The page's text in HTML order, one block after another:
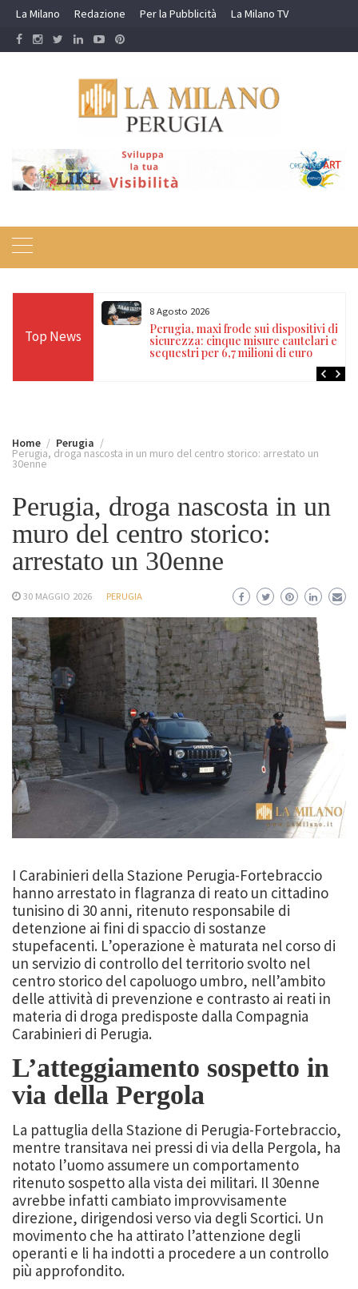
Skip
content
La Milano Redazione Per la Pubblicità La Milano TV
Top News
falso
arrestati due
8 Agosto 2026
Perugia, maxi frode sui dispositivi di
sicurezza: cinque misure cautelari e
sequestri per 6,7 milioni di euro
Home Perugia
Perugia, droga nascosta in un muro del centro storico: arrestato un
30enne
Perugia, droga nascosta in un
muro del centro storico:
arrestato un 30enne
30 MAGGIO 2026 PERUGIA
I Carabinieri della Stazione Perugia-Fortebraccio
hanno arrestato in flagranza di reato un cittadino
tunisino di 30 anni, ritenuto responsabile di
detenzione ai fini di spaccio di sostanze
stupefacenti. L’operazione è maturata nel corso di
un servizio di controllo del territorio svolto nel
centro storico del capoluogo umbro, nell’ambito
delle attività di prevenzione e contrasto ai reati in
materia di droga predisposte dalla Compagnia
Carabinieri di Perugia.
L’atteggiamento sospetto in
via della Pergola
La pattuglia della Stazione di Perugia-Fortebraccio,
mentre transitava nei pressi di via della Pergola, ha
notato l’uomo assumere un comportamento
ritenuto sospetto alla vista dei militari. Il 30enne
avrebbe infatti cambiato improvvisamente
direzione, dirigendosi verso via degli Scortici. Un
movimento che ha attirato l’attenzione degli
operanti e li ha indotti a procedere a un controllo
più approfondito.